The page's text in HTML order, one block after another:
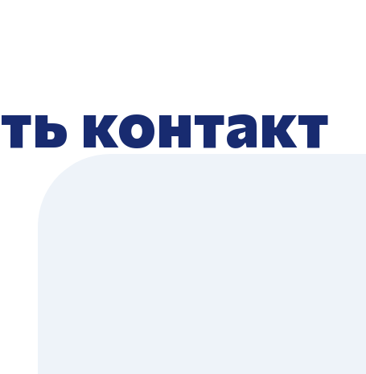
контакт